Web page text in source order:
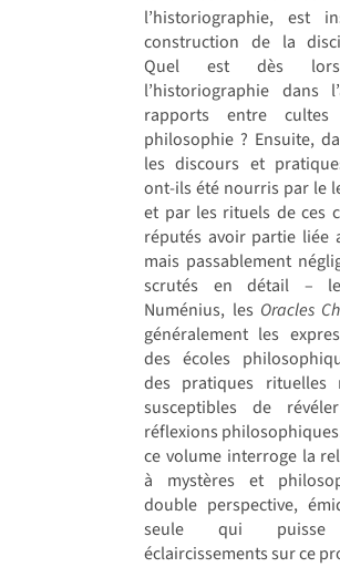
l’historiographie, est
construction de la
Quel est dès
l’historiographie dans
rapports entre
philosophie ? Ensuite,
les discours et
ont-ils été nourris par le
et par les rituels de ces
réputés avoir partie liée
mais passablement
scrutés en détail –
Numénius, les Oracles
généralement les
des écoles
des pratiques rituelles
susceptibles de
réflexions
ce volume interroge la
à mystères et
double perspective,
seule qui
éclaircissements sur ce